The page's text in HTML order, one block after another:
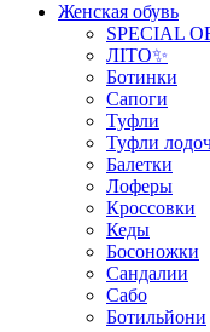
Женская обувь
SPECIAL
ЛІТО✨
Ботинки
Сапоги
Туфли
Туфли
Балетки
Лоферы
Кроссовки
Кеды
Босоножки
Сандалии
Сабо
Ботильйони